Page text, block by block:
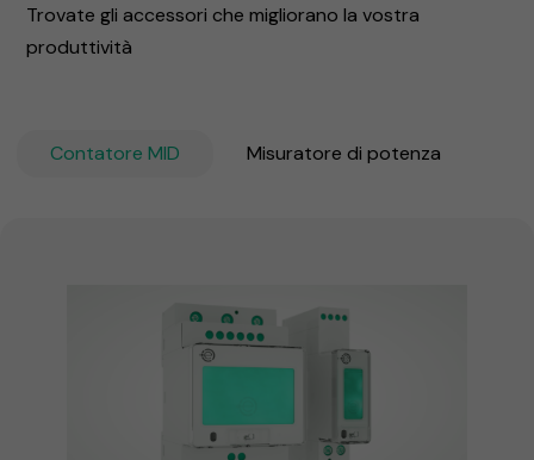
Trovate gli accessori che migliorano la vostra
produttività
Contatore MID Misuratore di potenza